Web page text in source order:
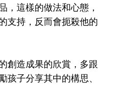
，這樣的做法和心態，
支持，反而會扼殺他的
創造成果的欣賞，多跟
孩子分享其中的構思、